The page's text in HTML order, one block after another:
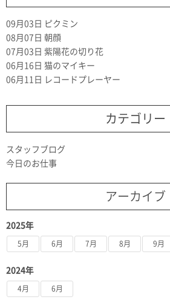
09月03日
ピクミン
08月07日 朝顔
07月03日 紫陽花の切り花
06月16日 猫のマイキー
06月11日
レコードプレーヤー
カテゴリー
スタッフブログ
今日のお仕事
アーカイブ
2025年
5月 6月 7月 8月 9月
2024年
4月 6月